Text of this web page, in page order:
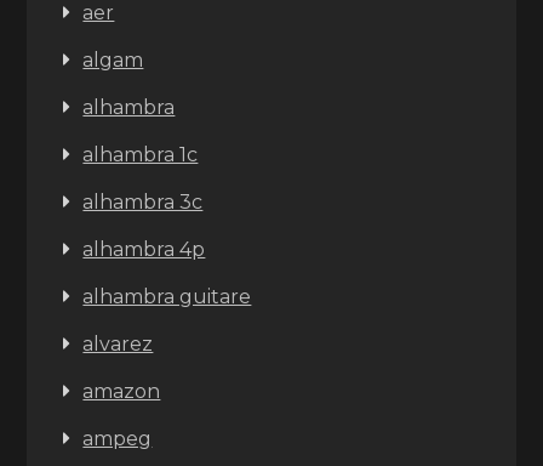
aer
algam
alhambra
alhambra 1c
alhambra 3c
alhambra 4p
alhambra guitare
alvarez
amazon
ampeg